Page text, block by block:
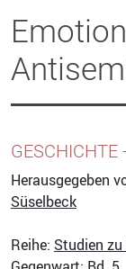
GESCHICHTE
Herausgegeben
Süselbeck
Reihe: Studien